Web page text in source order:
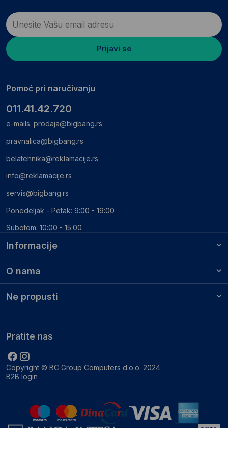
Informacije
O nama
Ne propusti
Prijavi se
Pomoć pri naručivanju
011.41.42.720
e-mails: prodaja@bigbang.rs
pravnalica@bigbang.rs
belatehnika@reklamacije.rs
info@reklamacije.rs
servis@bigbang.rs
Ponedeljak - Petak: 9:00 - 19:00
Subotom: 10:00 - 15:00
Copyright © BC Group Computers d.o.o. 2024
B2B login
Pratite nas